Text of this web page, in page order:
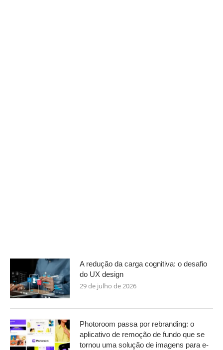
A redução da carga cognitiva: o desafio
do UX design
29 de julho de 2026
Photoroom passa por rebranding: o
aplicativo de remoção de fundo que se
tornou uma solução de imagens para e-